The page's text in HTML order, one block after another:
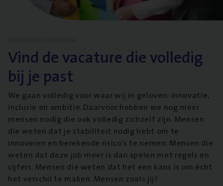
Vind de vacature die volledig
bij je past
We gaan volledig voor waar wij in geloven: innovatie,
inclusie en ambitie. Daarvoor hebben we nog meer
mensen nodig die ook volledig zichzelf zijn. Mensen
die weten dat je stabiliteit nodig hebt om te
innoveren en berekende risico’s te nemen. Mensen die
weten dat deze job meer is dan spelen met regels en
cijfers. Mensen die weten dat het een kans is om écht
het verschil te maken. Mensen zoals jij?